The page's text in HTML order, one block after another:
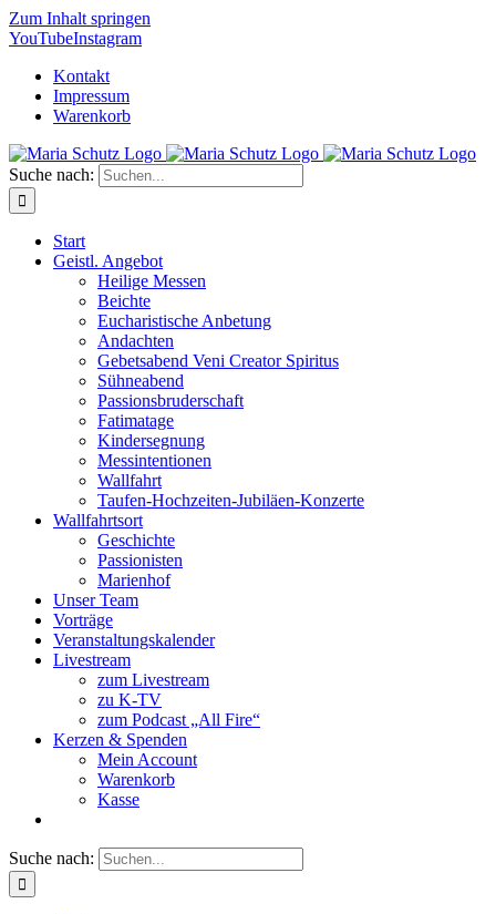
Zum Inhalt springen
YouTubeInstagram
Kontakt
Impressum
Warenkorb
Suche nach:
Start
Geistl. Angebot
Heilige Messen
Beichte
Eucharistische Anbetung
Andachten
Gebetsabend Veni Creator Spiritus
Sühneabend
Passionsbruderschaft
Fatimatage
Kindersegnung
Messintentionen
Wallfahrt
Taufen-Hochzeiten-Jubiläen-Konzerte
Wallfahrtsort
Geschichte
Passionisten
Marienhof
Unser Team
Vorträge
Veranstaltungskalender
Livestream
zum Livestream
zu K-TV
zum Podcast „All Fire“
Kerzen & Spenden
Mein Account
Warenkorb
Kasse
Suche nach: